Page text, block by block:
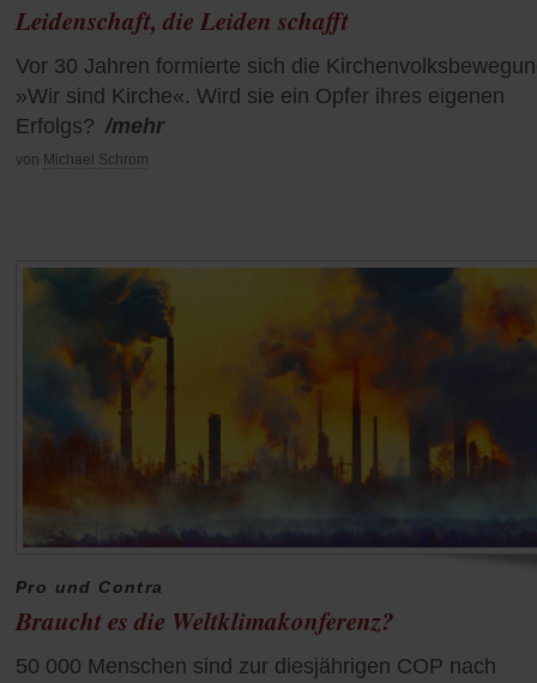
Leidenschaft, die Leiden schafft
Vor 30 Jahren formierte sich die
»Wir sind Kirche«. Wird sie ein Opfer ihres eigenen
Erfolgs? /mehr
von Michael Schrom
Pro und Contra
Braucht es die Weltklimakonferenz?
50 000 Menschen sind zur diesjährigen COP nach